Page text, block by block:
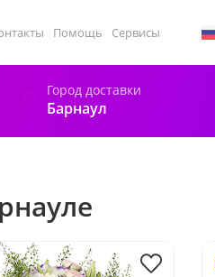
Помощь Сервисы
Город доставки
Барнаул